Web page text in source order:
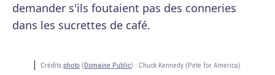
demander s'ils foutaient pas des conneries
dans les sucrettes de café.
Crédits photo (Domaine Public) : Chuck Kennedy (Pete for America)